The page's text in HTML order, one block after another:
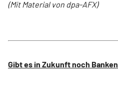
(Mit Material von dpa-AFX)
Gibt es in Zukunft noch